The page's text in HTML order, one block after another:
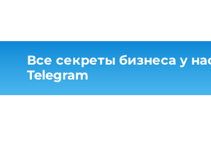
Все секреты бизнеса у
Telegram